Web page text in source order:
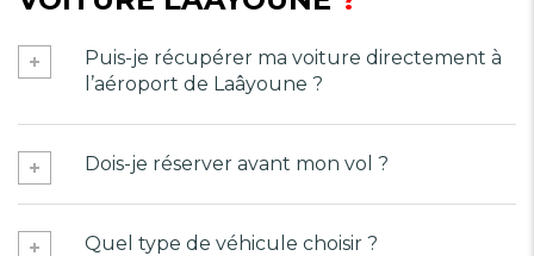
Puis-je récupérer ma voiture directement à
l’aéroport de Laâyoune ?
Dois-je réserver avant mon vol ?
Quel type de véhicule choisir ?